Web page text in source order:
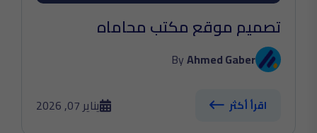
تصميم موقع مكتب محاماه
ByAhmed Gaber
اقرأ أكثر يناير 07, 2026